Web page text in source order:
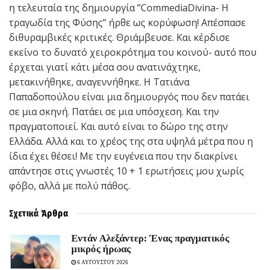
η τελευταία της δημιουργία ”CommediaDivina- Η
τραγωδία της Φύσης” ήρθε ως κορύφωση! Απέσπασε
διθυραμβικές κριτικές. Θριάμβευσε. Και κέρδισε
εκείνο το δυνατό χειροκρότημα του κοινού- αυτό που
έρχεται γιατί κάτι μέσα σου ανατινάχτηκε,
μετακινήθηκε, αναγεννήθηκε. Η Τατιάνα
Παπαδοπούλου είναι μια δημιουργός που δεν πατάει
σε μια σκηνή. Πατάει σε μια υπόσχεση. Και την
πραγματοποιεί. Και αυτό είναι το δώρο της στην
Ελλάδα. Αλλά και το χρέος της στα υψηλά μέτρα που η
ίδια έχει θέσει! Με την ευγένεια που την διακρίνει
απάντησε στις γνωστές 10 + 1 ερωτήσεις μου χωρίς
φόβο, αλλά με πολύ πάθος.
Σχετικά Άρθρα
Εντάν Αλεξάντερ: Ένας πραγματικός
μικρός ήρωας
6 ΑΥΓΟΥΣΤΟΥ 2026